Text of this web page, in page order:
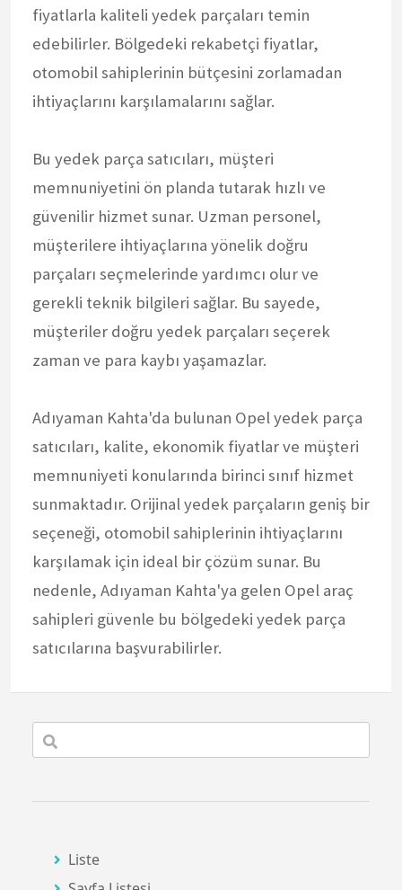
fiyatlarla kaliteli yedek parçaları temin
edebilirler. Bölgedeki rekabetçi fiyatlar,
otomobil sahiplerinin bütçesini zorlamadan
ihtiyaçlarını karşılamalarını sağlar.
Bu yedek parça satıcıları, müşteri
memnuniyetini ön planda tutarak hızlı ve
güvenilir hizmet sunar. Uzman personel,
müşterilere ihtiyaçlarına yönelik doğru
parçaları seçmelerinde yardımcı olur ve
gerekli teknik bilgileri sağlar. Bu sayede,
müşteriler doğru yedek parçaları seçerek
zaman ve para kaybı yaşamazlar.
Adıyaman Kahta'da bulunan Opel yedek parça
satıcıları, kalite, ekonomik fiyatlar ve müşteri
memnuniyeti konularında birinci sınıf hizmet
sunmaktadır. Orijinal yedek parçaların geniş bir
seçeneği, otomobil sahiplerinin ihtiyaçlarını
karşılamak için ideal bir çözüm sunar. Bu
nedenle, Adıyaman Kahta'ya gelen Opel araç
sahipleri güvenle bu bölgedeki yedek parça
satıcılarına başvurabilirler.
Liste